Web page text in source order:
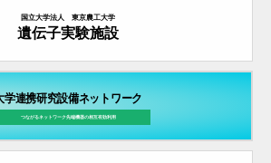
国立大学法人 東京農工大学
遺伝子実験施設
学連携研究設備ネットワーク
つながるネットワーク先端機器の相互有効利用